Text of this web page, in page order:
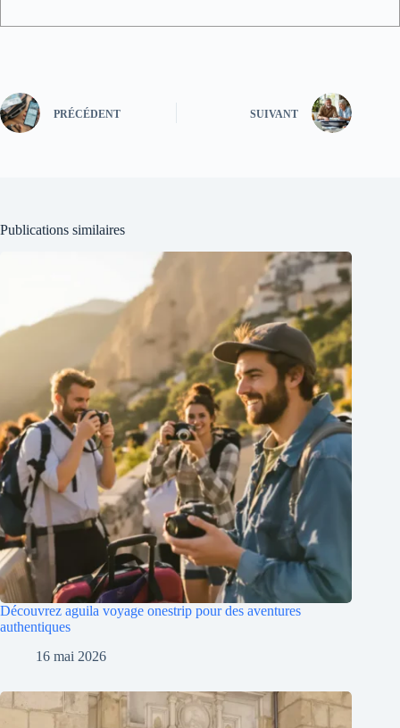
PRÉCÉDENT SUIVANT
Publications similaires
Découvrez aguila voyage onestrip pour des aventures
authentiques
16 mai 2026